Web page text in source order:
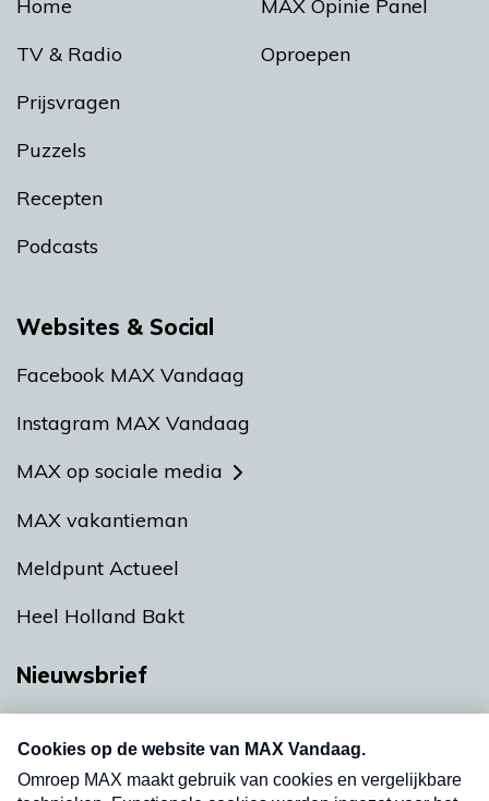
Home
TV & Radio
Prijsvragen
Puzzels
Recepten
Podcasts
MAX Opinie Panel
Oproepen
Websites & Social
Facebook MAX Vandaag
Instagram MAX Vandaag
MAX op sociale media
MAX vakantieman
Meldpunt Actueel
Heel Holland Bakt
Nieuwsbrief
nieuwsbrief. Elke vrijdag- en dinsdagochtend in
uw mailbox.